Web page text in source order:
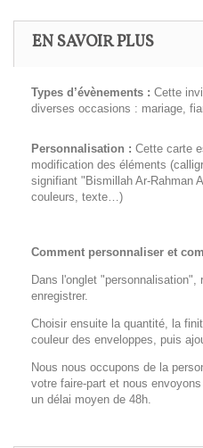
EN SAVOIR PLUS
Types d’évènements : Cette
diverses occasions : mariage,
Personnalisation : Cette carte
modification des éléments
signifiant "Bismillah Ar-Rahman
couleurs, texte…)
Comment personnaliser et
Dans l'onglet
enregistrer.
Choisir ensuite la quantité, la
couleur des enveloppes, puis
Nous nous occupons de la
votre faire-part et nous
un délai moyen de 48h.